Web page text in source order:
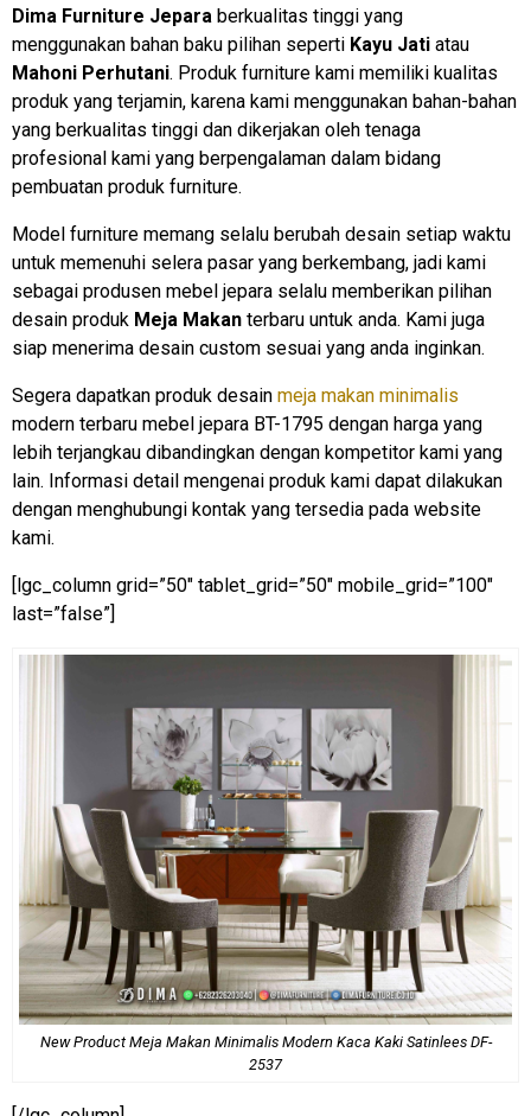
Dima Furniture Jepara berkualitas tinggi yang
menggunakan bahan baku pilihan seperti Kayu Jati atau
Mahoni Perhutani. Produk furniture kami memiliki kualitas
produk yang terjamin, karena kami menggunakan bahan-bahan
yang berkualitas tinggi dan dikerjakan oleh tenaga
profesional kami yang berpengalaman dalam bidang
pembuatan produk furniture.
Model furniture memang selalu berubah desain setiap waktu
untuk memenuhi selera pasar yang berkembang, jadi kami
sebagai produsen mebel jepara selalu memberikan pilihan
desain produk Meja Makan terbaru untuk anda. Kami juga
siap menerima desain custom sesuai yang anda inginkan.
Segera dapatkan produk desain meja makan minimalis
modern terbaru mebel jepara BT-1795 dengan harga yang
lebih terjangkau dibandingkan dengan kompetitor kami yang
lain. Informasi detail mengenai produk kami dapat dilakukan
dengan menghubungi kontak yang tersedia pada website
kami.
[lgc_column grid=”50″ tablet_grid=”50″ mobile_grid=”100″
last=”false”]
New Product Meja Makan Minimalis Modern Kaca Kaki Satinlees DF-
2537